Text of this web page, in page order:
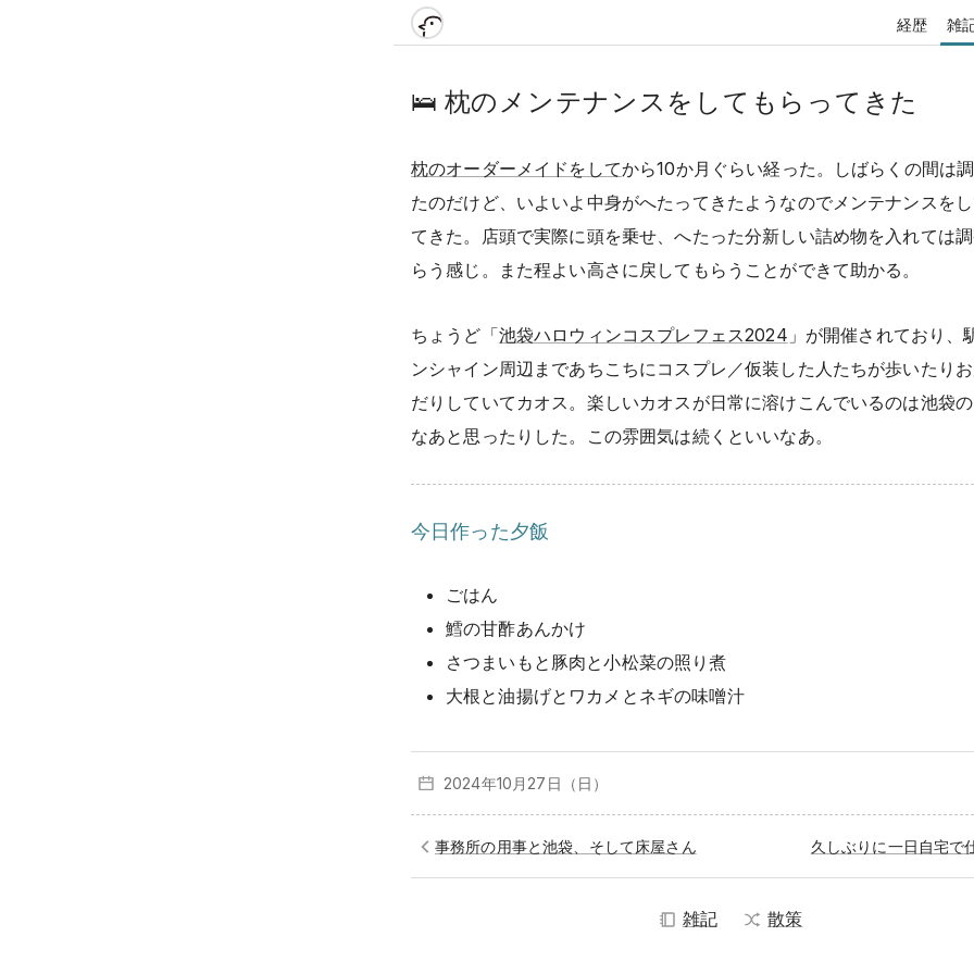
経歴 雑
🛌 枕のメンテナンスをしてもらってきた
枕のオーダーメイドをしてから10か月ぐらい経った。しばらくの間は
たのだけど、いよいよ中身がへたってきたようなのでメンテナンスを
てきた。店頭で実際に頭を乗せ、へたった分新しい詰め物を入れては
らう感じ。また程よい高さに戻してもらうことができて助かる。
ちょうど「池袋ハロウィンコスプレフェス2024 」が開催されており、
ンシャイン周辺まであちこちにコスプレ／仮装した人たちが歩いたり
だりしていてカオス。楽しいカオスが日常に溶けこんでいるのは池袋
なあと思ったりした。この雰囲気は続くといいなあ。
今日作った夕飯
ごはん
鱈の甘酢あんかけ
さつまいもと豚肉と小松菜の照り煮
大根と油揚げとワカメとネギの味噌汁
2024年10月 27日（日）
事務所の用事と池袋、そして床屋さん 久しぶりに一日自宅で
雑記 散策